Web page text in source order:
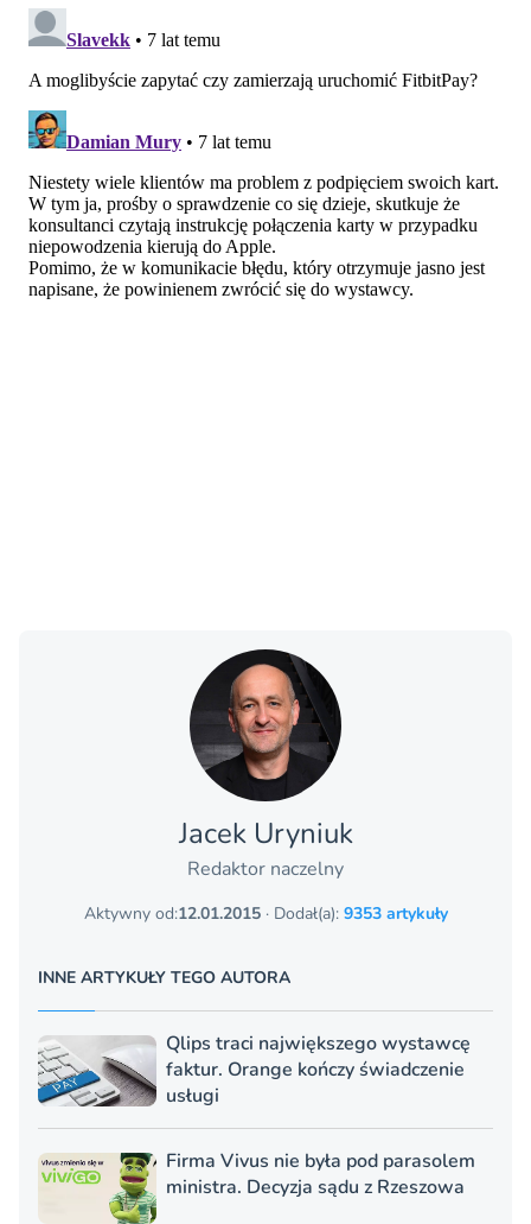
Jacek Uryniuk
Redaktor naczelny
Aktywny od:12.01.2015· Dodał(a): 9353 artykuły
INNE ARTYKUŁY TEGO AUTORA
Qlips traci największego wystawcę
faktur. Orange kończy świadczenie
usługi
Firma Vivus nie była pod parasolem
ministra. Decyzja sądu z Rzeszowa